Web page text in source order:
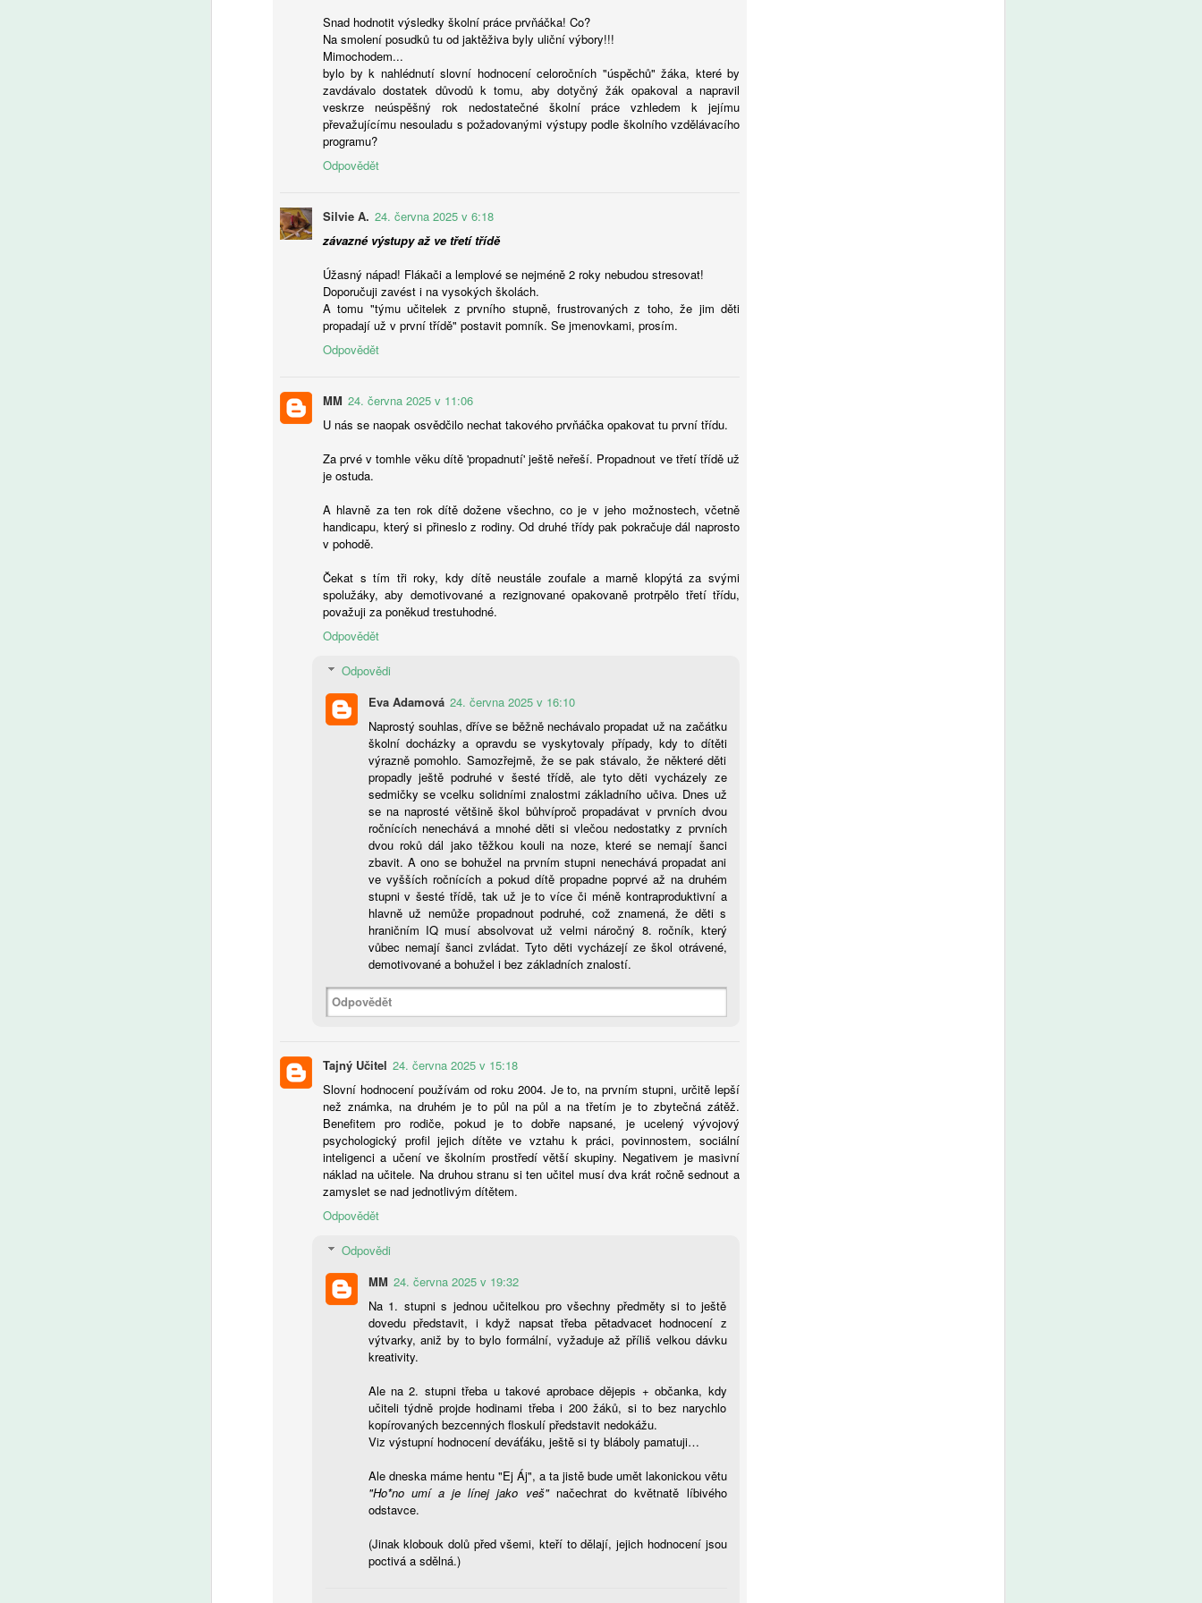
Snad hodnotit výsledky školní práce prvňáčka! Co?
Na smolení posudků tu od jaktěživa byly uliční výbory!!!
Mimochodem...
bylo by k nahlédnutí slovní hodnocení celoročních "úspěchů" žáka, které by
zavdávalo dostatek důvodů k tomu, aby dotyčný žák opakoval a napravil
veskrze neúspěšný rok nedostatečné školní práce vzhledem k jejímu
převažujícímu nesouladu s požadovanými výstupy podle školního vzdělávacího
programu?
Odpovědět
Silvie A. 24. června 2025 v 6:18
závazné výstupy až ve třetí třídě
Úžasný nápad! Flákači a lemplové se nejméně 2 roky nebudou stresovat!
Doporučuji zavést i na vysokých školách.
A tomu "týmu učitelek z prvního stupně, frustrovaných z toho, že jim děti
propadají už v první třídě" postavit pomník. Se jmenovkami, prosím.
Odpovědět
MM 24. června 2025 v 11:06
U nás se naopak osvědčilo nechat takového prvňáčka opakovat tu první třídu.
Za prvé v tomhle věku dítě 'propadnutí' ještě neřeší. Propadnout ve třetí třídě už
je ostuda.
A hlavně za ten rok dítě dožene všechno, co je v jeho možnostech, včetně
handicapu, který si přineslo z rodiny. Od druhé třídy pak pokračuje dál naprosto
v pohodě.
Čekat s tím tři roky, kdy dítě neustále zoufale a marně klopýtá za svými
spolužáky, aby demotivované a rezignované opakovaně protrpělo třetí třídu,
považuji za poněkud trestuhodné.
Odpovědět
Odpovědi
Eva Adamová 24. června 2025 v 16:10
Naprostý souhlas, dříve se běžně nechávalo propadat už na začátku
školní docházky a opravdu se vyskytovaly případy, kdy to dítěti
výrazně pomohlo. Samozřejmě, že se pak stávalo, že některé děti
propadly ještě podruhé v šesté třídě, ale tyto děti vycházely ze
sedmičky se vcelku solidními znalostmi základního učiva. Dnes už
se na naprosté většině škol bůhvíproč propadávat v prvních dvou
ročnících nenechává a mnohé děti si vlečou nedostatky z prvních
dvou roků dál jako těžkou kouli na noze, které se nemají šanci
zbavit. A ono se bohužel na prvním stupni nenechává propadat ani
ve vyšších ročnících a pokud dítě propadne poprvé až na druhém
stupni v šesté třídě, tak už je to více či méně kontraproduktivní a
hlavně už nemůže propadnout podruhé, což znamená, že děti s
hraničním IQ musí absolvovat už velmi náročný 8. ročník, který
vůbec nemají šanci zvládat. Tyto děti vycházejí ze škol otrávené,
demotivované a bohužel i bez základních znalostí.
Odpovědět
Tajný Učitel 24. června 2025 v 15:18
Slovní hodnocení používám od roku 2004. Je to, na prvním stupni, určitě lepší
než známka, na druhém je to půl na půl a na třetím je to zbytečná zátěž.
Benefitem pro rodiče, pokud je to dobře napsané, je ucelený vývojový
psychologický profil jejich dítěte ve vztahu k práci, povinnostem, sociální
inteligenci a učení ve školním prostředí větší skupiny. Negativem je masivní
náklad na učitele. Na druhou stranu si ten učitel musí dva krát ročně sednout a
zamyslet se nad jednotlivým dítětem.
Odpovědět
Odpovědi
MM 24. června 2025 v 19:32
Na 1. stupni s jednou učitelkou pro všechny předměty si to ještě
dovedu představit, i když napsat třeba pětadvacet hodnocení z
výtvarky, aniž by to bylo formální, vyžaduje až příliš velkou dávku
kreativity.
Ale na 2. stupni třeba u takové aprobace dějepis + občanka, kdy
učiteli týdně projde hodinami třeba i 200 žáků, si to bez narychlo
kopírovaných bezcenných floskulí představit nedokážu.
Viz výstupní hodnocení deváťáku, ještě si ty bláboly pamatuji…
Ale dneska máme hentu "Ej Áj", a ta jistě bude umět lakonickou větu
"Ho*no umí a je línej jako veš"načechrat do květnatě líbivého
odstavce.
(Jinak klobouk dolů před všemi, kteří to dělají, jejich hodnocení jsou
poctivá a sdělná.)
AUG
6
Petr Koubský: AI už teď píše lépe než většina lidí.
Popíráním ani výsměchem to nezměníme
Umíte se písemně vyjadřovat aspoň stejně dobře jako umělá
inteligence? Jestli ne, neohrnujte nad ní nos. A jestli ano, schovejte si
AUG
6
Ondřej Šteffl: Slepá místa rodičů, 5. část, Věci, o
kterých věda dobře ví, ale vy možná ne
Šestý den dovolené, prší. Táta si po snídani otevře mobil. Přišel mail
longitudinální studie ABCD
V éře všudypřítomné digitální socializace představuje rozhodnutí o
na duševní zdraví je pochopení časování tohoto kroku kritické, neboť
formuje budoucí digitální návyky a může determinovat trajektorii
fyzického i psychického vývoje. Tato syntéza vychází z nejnovějších
který tato studie přináší, je striktní oddělení pouhého vlastnictví
že zatímco věková hranice 13 let může sloužit jako relativně bezpečný
vstupní bod, skutečné nebezpečí pro wellbeing adolescenta tkví v
absenci regulace času stráveného u obrazovky a v narušování
klidových fází dne, což vyžaduje hlubší metodologický rozbor
sledované kohorty.
5
Šmahel: Zrušení nejde stavět na tom, že ušetříme 50
miliard
Premiér Andrej Babiš (ANO) a předseda Sněmovny Tomio Okamura
(SPD) mluví o zkrácení povinné školní docházky a zrušení devátých
tříd. „Není možné to stavět na tom, že ušetříme 50 miliard,“ namítá
ředitel Základní školy Plaňany Martin Šmahel. „Nám ani tak nejde o to,
jestli do nich znalosti nacpeme za osm, nebo za devět let, ale jestli je
s nimi naučíme pracovat,“ říká v Pro a proti z Učitelské platformy
a ředitelka Základní školy Pod Beckovem Petra Mazancová.
AUG
5
Karolína Blažková: „Člověk to asi musí mít rád.“ Jak
se v pražské garsonce žije učiteli hudby s třiceti tisíci
měsíčně
Učí děti hrát na kytaru, vydělává kolem 32 tisíc čistého a sám v Praze
bydlí jen díky obecnímu bytu. Pro třiatřicetiletého Martina je vlastní
bydlení těžko představitelné. Místo toho šetří, přivydělává si hudbou
a doufá, že si jednou pořídí maringotku.
AUG
5
Tobiáš Pospíchal: Brněnský starosta prosadil do čela
školy svého známého, oba kandidují za Motoristy.
Střet zájmů odmítá
Ředitelem základní školy v Brně-Bystrci se stal Jaromír Špaček, jehož
výběr si před komisí prosadil starosta městské části Tomáš Kratochvíl.
Oba muži v loňském roce společně kandidovali za Motoristy. Podle
5
Hana Lanková: Děti nepotřebují zakázat sociální sítě,
jen se je naučit používat, říká studentka
Fakt, že děti dnes používají sociální sítě dřív, než jim to samotné
platformy oficiálně dovolují, není žádnou novinkou. Jak ale ovlivňují
Právě to přimělo osmnáctiletou Elu Doležalovou z Mikulovic na
Pardubicku pustit se do vlastního výzkumu. Svá zjištění teď mění ve
vzdělávací hru, která má dětem pomoci bezpečněji se pohybovat
v online světě.
AUG
Milan Hausner: AI Act ve škole: Připravte se na nový
AI Act se tváří jako hasičák, který chrlí formuláře místo pěny. Regulace
rozdává certifikáty, zatímco serverovna hoří v přímém přenosu.